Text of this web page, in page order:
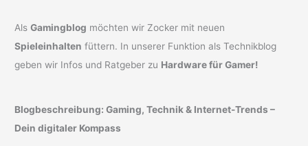
AlsGamingblog möchten wir Zocker mit neuen
Spieleinhalten füttern. In unserer Funktion als Technikblog
geben wir Infos und Ratgeber zu Hardware für Gamer!
Blogbeschreibung: Gaming, Technik & Internet-Trends –
Dein digitaler Kompass